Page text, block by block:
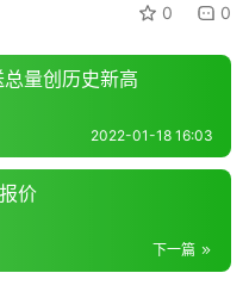
0 0
量创历史新高
2022-01-18 16:03
价
下一篇